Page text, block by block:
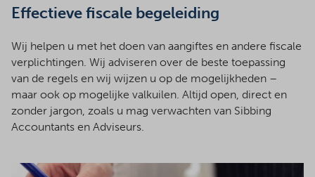
Effectieve fiscale begeleiding
Wij helpen u met het doen van aangiftes en andere fiscale
verplichtingen. Wij adviseren over de beste toepassing
van de regels en wij wijzen u op de mogelijkheden –
maar ook op mogelijke valkuilen. Altijd open, direct en
zonder jargon, zoals u mag verwachten van Sibbing
Accountants en Adviseurs.